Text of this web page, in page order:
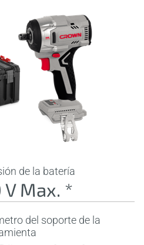
de la batería
V Max. *
del soporte de la